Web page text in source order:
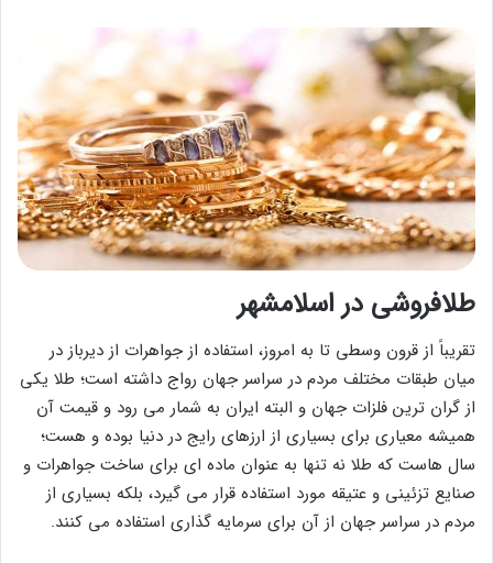
طلافروشی در اسلامشهر
تقریباً از قرون وسطی تا به امروز، استفاده از جواهرات از دیرباز در
میان طبقات مختلف مردم در سراسر جهان رواج داشته است؛ طلا یکی
از گران ترین فلزات جهان و البته ایران به شمار می رود و قیمت آن
همیشه معیاری برای بسیاری از ارزهای رایج در دنیا بوده و هست؛
سال هاست که طلا نه تنها به عنوان ماده ای برای ساخت جواهرات و
صنایع تزئینی و عتیقه مورد استفاده قرار می گیرد، بلکه بسیاری از
مردم در سراسر جهان از آن برای سرمایه گذاری استفاده می کنند.